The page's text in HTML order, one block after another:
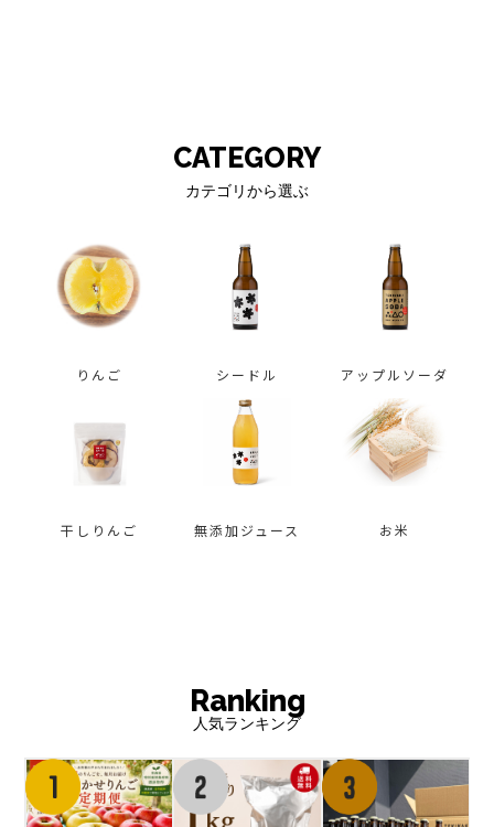
CATEGORY
カテゴリから選ぶ
りんご シードル アップルソーダ
干しりんご 無添加ジュース お米
人気ランキング